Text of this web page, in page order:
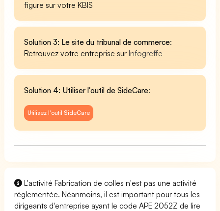
figure sur votre KBIS
Solution 3: Le site du tribunal de commerce:
Retrouvez votre entreprise surInfogreffe
Solution 4: Utiliser l'outil de SideCare:
Utilisez l'outil SideCare
L'activité Fabrication de colles n'est pas une activité
réglementée. Néanmoins, il est important pour tous les
dirigeants d'entreprise ayant le code APE 2052Z de lire